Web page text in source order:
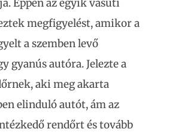
Éppen az egyik vasúti
megfigyelést, amikor a
a szemben levő
gyanús autóra. Jelezte a
aki meg akarta
elinduló autót, ám az
rendőrt és tovább